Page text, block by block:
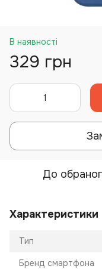
В наявності
329 грн
До
Характеристики
Тип
Бренд смартфона